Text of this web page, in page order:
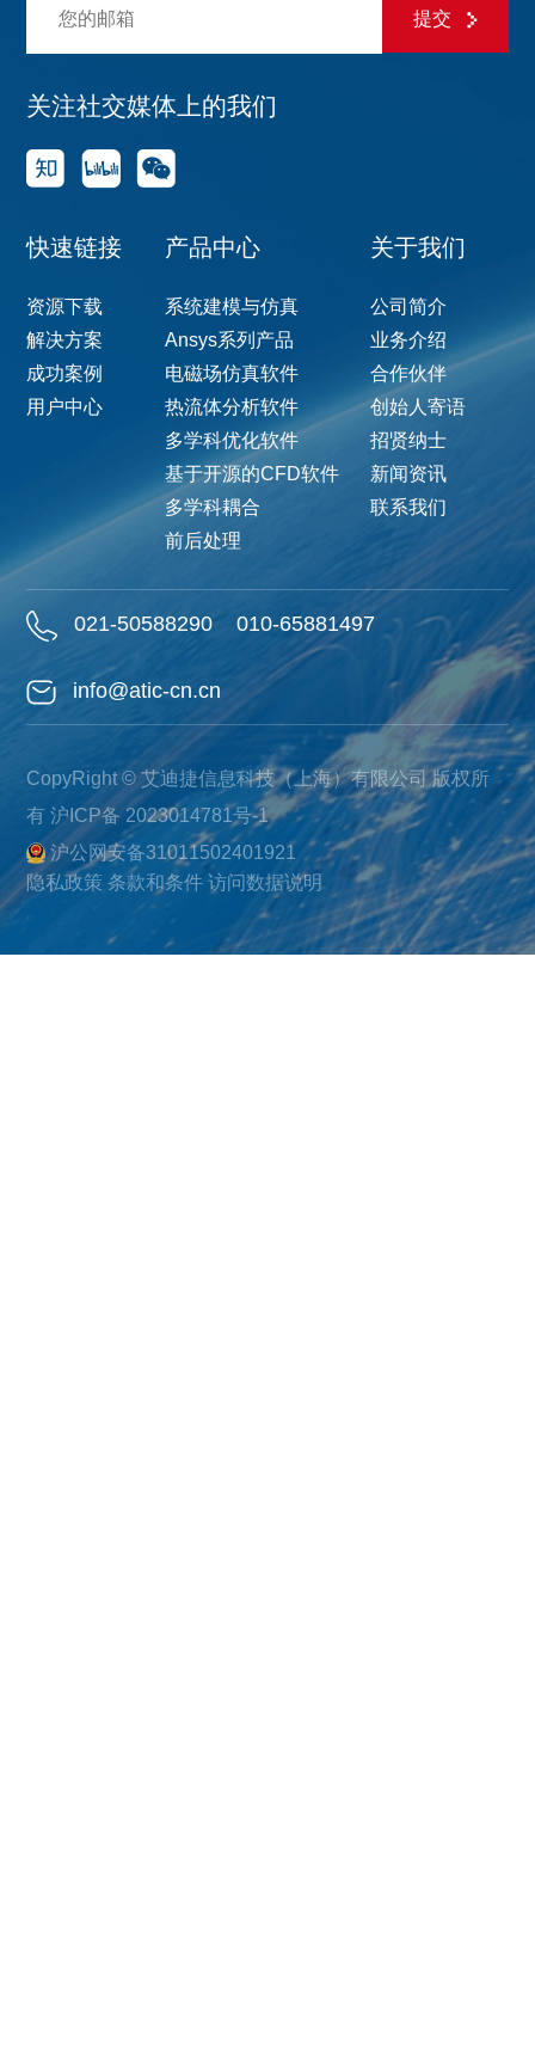
提交
关注社交媒体上的我们
快速链接
资源下载
解决方案
成功案例
用户中心
产品中心
系统建模与仿真
Ansys系列产品
电磁场仿真软件
热流体分析软件
多学科优化软件
基于开源的CFD软件
多学科耦合
前后处理
关于我们
公司简介
业务介绍
合作伙伴
创始人寄语
招贤纳士
新闻资讯
联系我们
021-50588290 010-65881497
info@atic-cn.cn
CopyRight © 艾迪捷信息科技（上海）有限公司 版权所
有沪ICP备 2023014781号-1
沪公网安备31011502401921
隐私政策 条款和条件 访问数据说明